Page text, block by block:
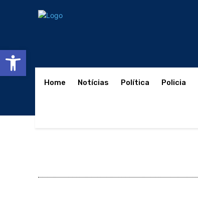
Home Notícias Política Policia
Abrir a barra de ferramentas